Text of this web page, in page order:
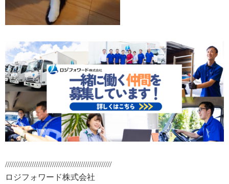
////////////////////////////////////////////////////
ロジフォワード株式会社